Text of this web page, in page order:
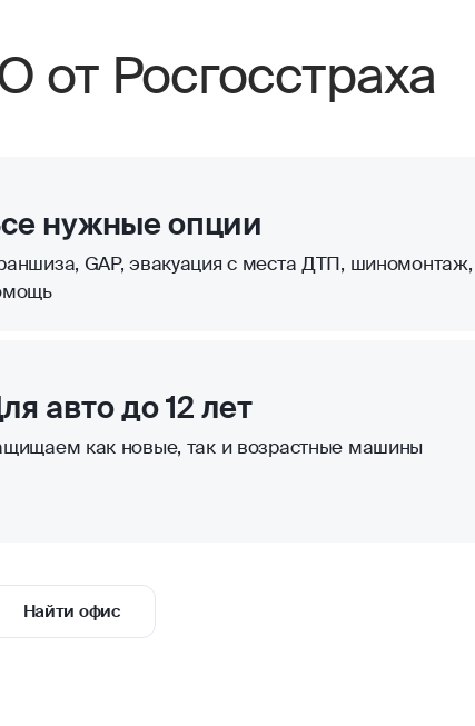
Росгосстраха
нужные опции
GAP, эвакуация с места ДТП,
авто до 12 лет
как новые, так и возрастные машины
Найти офис